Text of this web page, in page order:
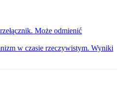
Może odmienić
w czasie rzeczywistym. Wyniki